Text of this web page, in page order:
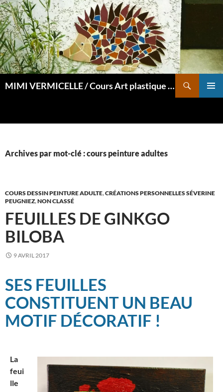
Aller
au
contenu
MIMI VERMICELLE / Cours Art plastique et mosaïque
Archives par mot-clé : cours peinture adultes
COURS DESSIN PEINTURE ADULTE,CRÉATIONS PERSONNELLES SÉVERINE
PEUGNIEZ,NON CLASSÉ
FEUILLES DE GINKGO
BILOBA
9 AVRIL 2017
SES FEUILLES
CONSTITUENT UN BEAU
MOTIF DÉCORATIF !
La
feui
lle